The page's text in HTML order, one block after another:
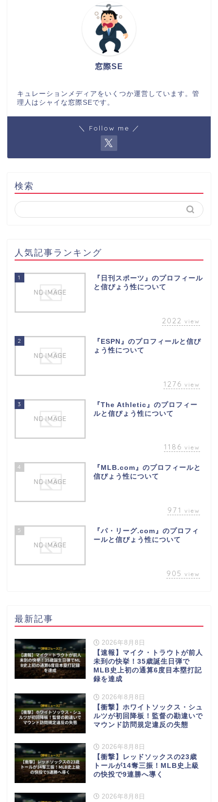
窓際SE
キュレーションメディアをいくつか運営しています。管
理人はシャイな窓際SEです。
＼ Follow me ／
検索
人気記事ランキング
1
『日刊スポーツ』のプロフィール
と信ぴょう性について
2022 view
2
『ESPN』のプロフィールと信ぴ
ょう性について
1276 view
3
『The Athletic』のプロフィー
ルと信ぴょう性について
1186 view
4
『MLB.com』のプロフィールと
信ぴょう性について
971 view
5
『パ・リーグ.com』のプロフィ
ールと信ぴょう性について
905 view
最新記事
2026年8月8日
【速報】マイク・トラウトが前人
未到の快挙！35歳誕生日弾で
MLB史上初の通算6度目本塁打記
録を達成
2026年8月8日
【衝撃】ホワイトソックス・シュ
ルツが初回降板！監督の勘違いで
マウンド訪問規定違反の失態
2026年8月8日
【衝撃】レッドソックスの23歳
トールが14奪三振！MLB史上級
の快投で9連勝へ導く
2026年8月8日